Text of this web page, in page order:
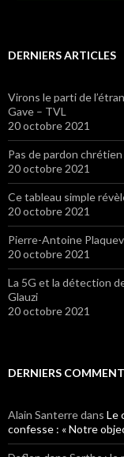
DERNIERS ARTICLES
Virons le parti de
Gave – TVL
20 octobre 2021
Pas de pardon
20 octobre 2021
Ce tableau simple
20 octobre 2021
Pierre-Antoine
20 octobre 2021
La 5G et la détection
Glauzi
20 octobre 2021
DERNIERS
Alain Santerredans Le
confesse : « Notre